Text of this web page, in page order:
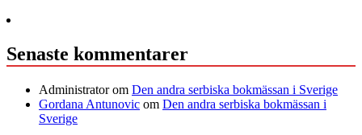
Senaste kommentarer
Administratorom Den andra serbiska bokmässan i Sverige
Gordana Antunovic om Den andra serbiska bokmässan i
Sverige